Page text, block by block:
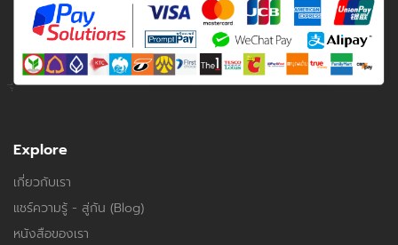
Explore
เกี่ยวกับเรา
แชร์ความรู้ - สู่กัน (Blog)
หนังสือของเรา